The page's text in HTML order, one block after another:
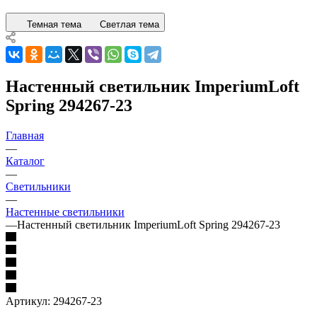
Темная тема Светлая тема
Настенный светильник ImperiumLoft
Spring 294267-23
Главная
—
Каталог
—
Светильники
—
Настенные светильники
—Настенный светильник ImperiumLoft Spring 294267-23
Артикул: 294267-23